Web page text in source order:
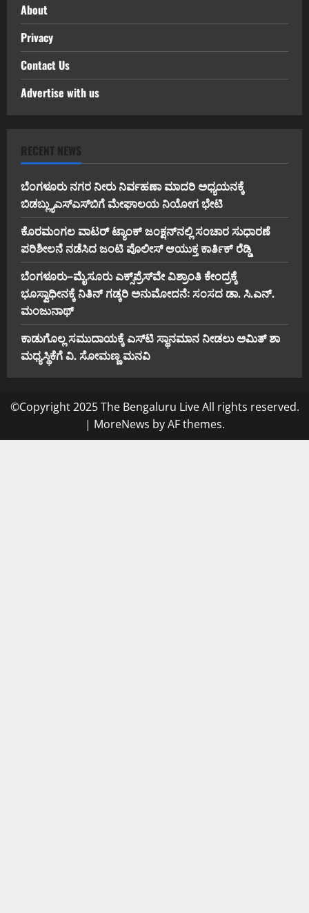
About
Privacy
Contact Us
Advertise with us
RECENT NEWS
ಬೆಂಗಳೂರು ನಗರ ನೀರು ನಿರ್ವಹಣಾ ಮಾದರಿ ಅಧ್ಯಯನಕ್ಕೆ
ಬಿ‌ಡಬ್ಲ್ಯು‌ಎಸ್‌ಎಸ್‌ಬಿಗೆ ಮೇಘಾಲಯ ನಿಯೋಗ ಭೇಟಿ
ಕೊರಮಂಗಲ ವಾಟರ್ ಟ್ಯಾಂಕ್ ಜಂಕ್ಷನ್‌ನಲ್ಲಿ ಸಂಚಾರ ಸುಧಾರಣೆ
ಪರಿಶೀಲನೆ ನಡೆಸಿದ ಜಂಟಿ ಪೊಲೀಸ್ ಆಯುಕ್ತ ಕಾರ್ತಿಕ್ ರೆಡ್ಡಿ
ಬೆಂಗಳೂರು–ಮೈಸೂರು ಎಕ್ಸ್‌ಪ್ರೆಸ್‌ವೇ ವಿಶ್ರಾಂತಿ ಕೇಂದ್ರಕ್ಕೆ
ಭೂಸ್ವಾಧೀನಕ್ಕೆ ನಿತಿನ್ ಗಡ್ಕರಿ ಅನುಮೋದನೆ: ಸಂಸದ ಡಾ. ಸಿ.ಎನ್.
ಮಂಜುನಾಥ್
ಕಾಡುಗೊಲ್ಲ ಸಮುದಾಯಕ್ಕೆ ಎಸ್‌ಟಿ ಸ್ಥಾನಮಾನ ನೀಡಲು ಅಮಿತ್ ಶಾ
ಮಧ್ಯಸ್ಥಿಕೆಗೆ ವಿ. ಸೋಮಣ್ಣ ಮನವಿ
©Copyright 2025 The Bengaluru Live All rights reserved.
| MoreNews by AF themes.